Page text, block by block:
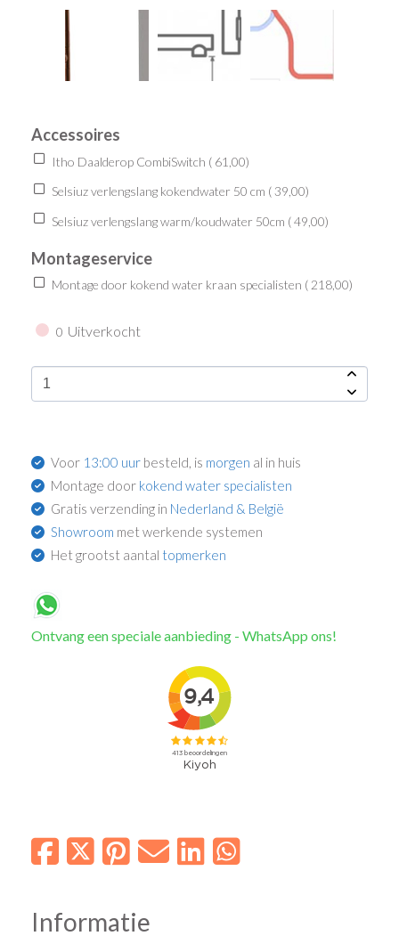
Accessoires
Itho Daalderop CombiSwitch ( 61,00)
Selsiuz verlengslang kokendwater 50 cm (39,00)
Selsiuz verlengslang warm/koudwater 50cm (49,00)
Montageservice
Montage door kokend water kraan specialisten ( 218,00)
0 Uitverkocht
Voor 13:00 uur besteld, is morgen al in huis
Montage door kokend water specialisten
Gratis verzending in Nederland & België
Showroom met werkende systemen
Het grootst aantal topmerken
Ontvang een speciale aanbieding - WhatsApp ons!
Informatie